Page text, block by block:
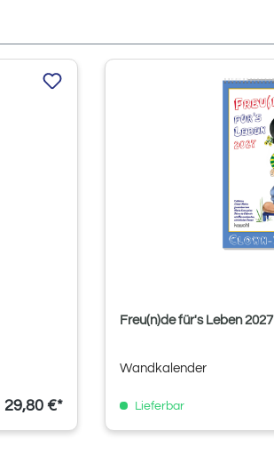
29,80 €*
Freu(n)de für's Leben 2027
Wandkalender
Lieferbar